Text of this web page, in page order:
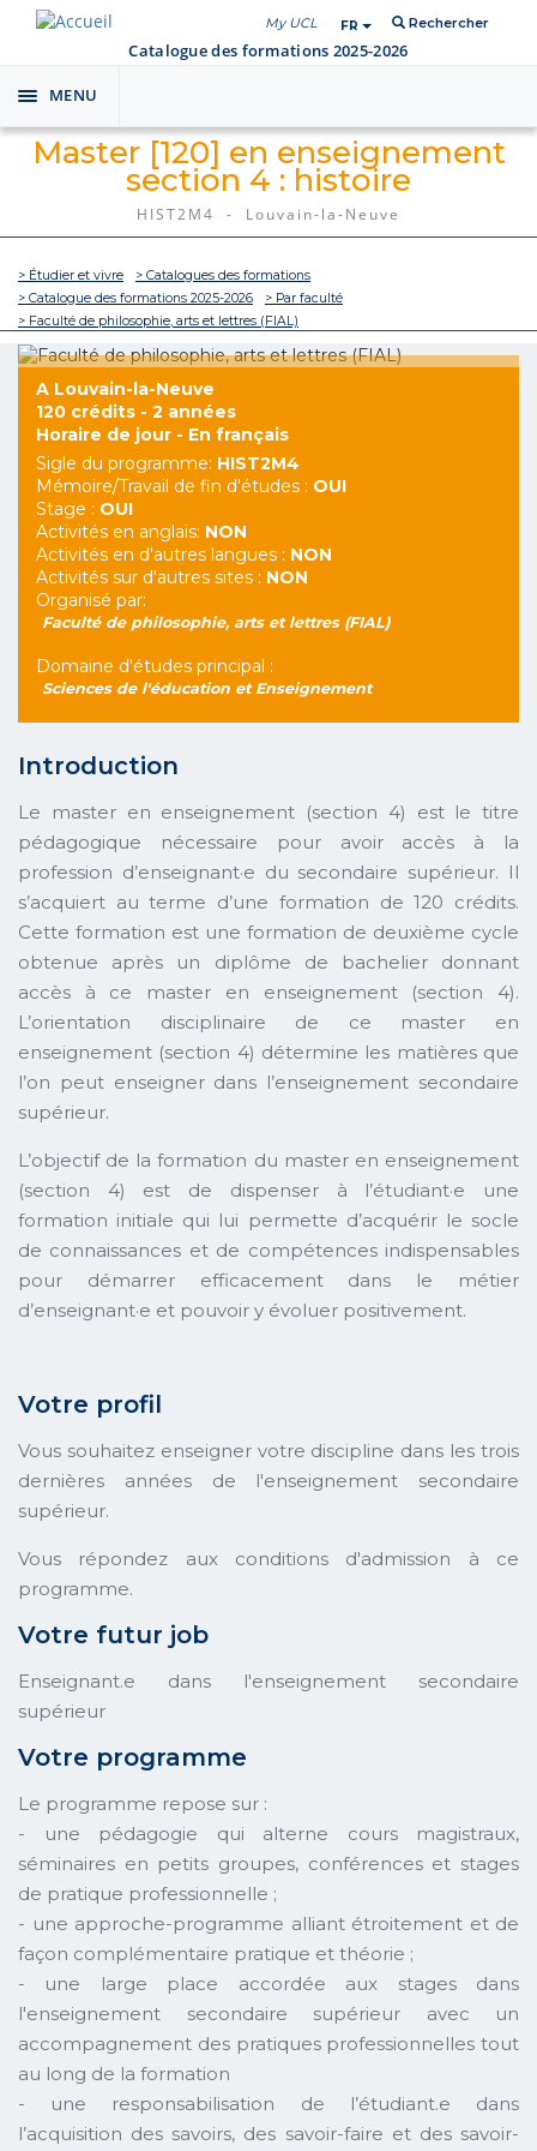
My UCL FR Rechercher
Catalogue des formations 2025-2026
Toggle
navigation
MENU
Master [120] en enseignement
section 4 : histoire
HIST2M4 - Louvain-la-Neuve
> Étudier et vivre
> Catalogues des formations
> Catalogue des formations 2025-2026
> Par faculté
> Faculté de philosophie, arts et lettres (FIAL)
A Louvain-la-Neuve
120 crédits - 2 années
Horaire de jour - En français
Sigle du programme: HIST2M4
Mémoire/Travail de fin d'études : OUI
Stage : OUI
Activités en anglais: NON
Activités en d'autres langues : NON
Activités sur d'autres sites : NON
Organisé par:
Faculté de philosophie, arts et lettres (FIAL)
Domaine d'études principal :
Sciences de l'éducation et Enseignement
Introduction
Le master en enseignement (section 4) est le titre
pédagogique nécessaire pour avoir accès à la
profession d’enseignant·e du secondaire supérieur. Il
s’acquiert au terme d’une formation de 120 crédits.
Cette formation est une formation de deuxième cycle
obtenue après un diplôme de bachelier donnant
accès à ce master en enseignement (section 4).
L’orientation disciplinaire de ce master en
enseignement (section 4) détermine les matières que
l’on peut enseigner dans l’enseignement secondaire
supérieur.
L’objectif de la formation du master en enseignement
(section 4) est de dispenser à l’étudiant·e une
formation initiale qui lui permette d’acquérir le socle
de connaissances et de compétences indispensables
pour démarrer efficacement dans le métier
d’enseignant·e et pouvoir y évoluer positivement.
Votre profil
Vous souhaitez enseigner votre discipline dans les trois
dernières années de l'enseignement secondaire
supérieur.
Vous répondez aux conditions d'admission à ce
programme.
Votre futur job
Enseignant.e dans l'enseignement secondaire
supérieur
Votre programme
Le programme repose sur :
- une pédagogie qui alterne cours magistraux,
séminaires en petits groupes, conférences et stages
de pratique professionnelle ;
- une approche-programme alliant étroitement et de
façon complémentaire pratique et théorie ;
- une large place accordée aux stages dans
l'enseignement secondaire supérieur avec un
accompagnement des pratiques professionnelles tout
au long de la formation
- une responsabilisation de l’étudiant.e dans
l’acquisition des savoirs, des savoir-faire et des savoir-